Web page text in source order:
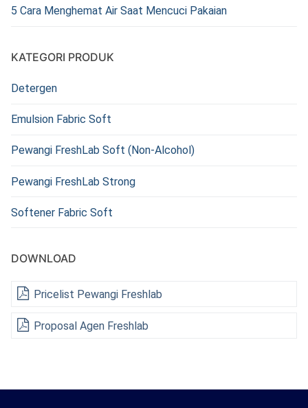
5 Cara Menghemat Air Saat Mencuci Pakaian
KATEGORI PRODUK
Detergen
Emulsion Fabric Soft
Pewangi FreshLab Soft (Non-Alcohol)
Pewangi FreshLab Strong
Softener Fabric Soft
DOWNLOAD
Pricelist Pewangi Freshlab
Proposal Agen Freshlab